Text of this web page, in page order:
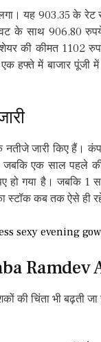
यह 903.35 के रेट
के साथ 906.80
की कीमत 1102
हफ्ते में बाजार पूंजी
जारी किए हैं।
एक साल पहले
गया है। जबकि 1
स्टॉक कब तक ऐसे ही
sexy evening
Ramdev
की चिंता भी बढ़ती